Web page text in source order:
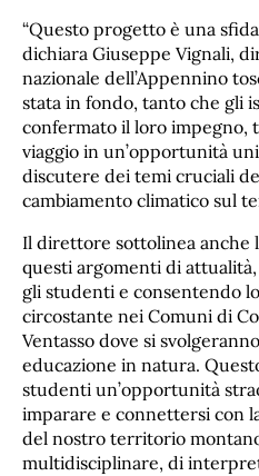
“Questo progetto è una
dichiara Giuseppe Vignali,
nazionale dell’Appennino
stata in fondo, tanto che gli
confermato il loro impegno,
viaggio in un’opportunità
discutere dei temi cruciali
cambiamento climatico sul
Il direttore sottolinea anche
questi argomenti di
gli studenti e consentendo
circostante nei Comuni di
Ventasso dove si
educazione in natura.
studenti un’opportunità
imparare e connettersi con
del nostro territorio
multidisciplinare, di